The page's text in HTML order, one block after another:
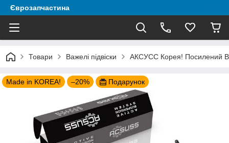
Єврозапчастина
Товари Важелі підвіски АКСУСС Корея! Посилений
Made in KOREA! –20% Подарунок